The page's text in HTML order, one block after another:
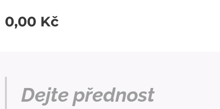
0,00 Kč
Dejte přednost